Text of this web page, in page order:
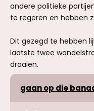
andere politieke
te regeren en hebben
Dit gezegd te hebben
laatste twee
draaien.
gaan op die